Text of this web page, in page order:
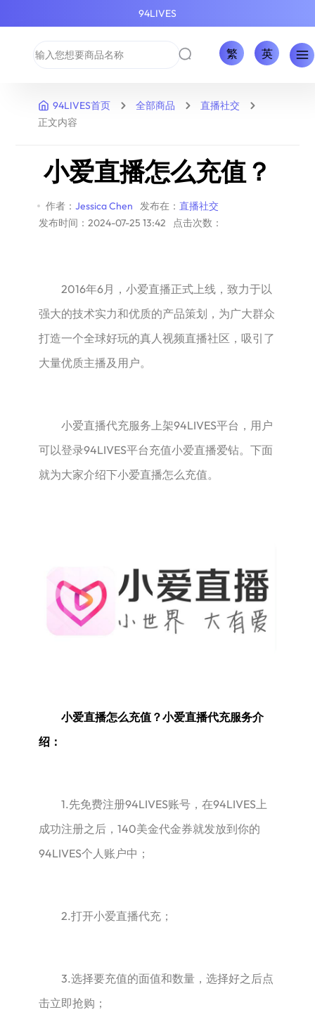
94LIVES
繁 英
94LIVES首页 全部商品
直播社交
正文内容
小爱直播怎么充值？
作者： Jessica Chen 发布在： 直播社交
发布时间：2024-07-25 13:42
点击次数：
2016年6月，小爱直播正式上线，致力于以
强大的技术实力和优质的产品策划，为广大群众
打造一个全球好玩的真人视频直播社区，吸引了
大量优质主播及用户。
小爱直播代充服务上架94LIVES平台，用户
可以登录94LIVES平台充值小爱直播爱钻。下面
就为大家介绍下小爱直播怎么充值。
小爱直播怎么充值？小爱直播代充服务介
绍：
1.先免费注册94LIVES账号，在94LIVES上
成功注册之后，140美金代金券就发放到你的
94LIVES个人账户中；
2.打开小爱直播代充；
3.选择要充值的面值和数量，选择好之后点
击立即抢购；